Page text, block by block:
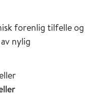
forenlig tilfelle og
nylig